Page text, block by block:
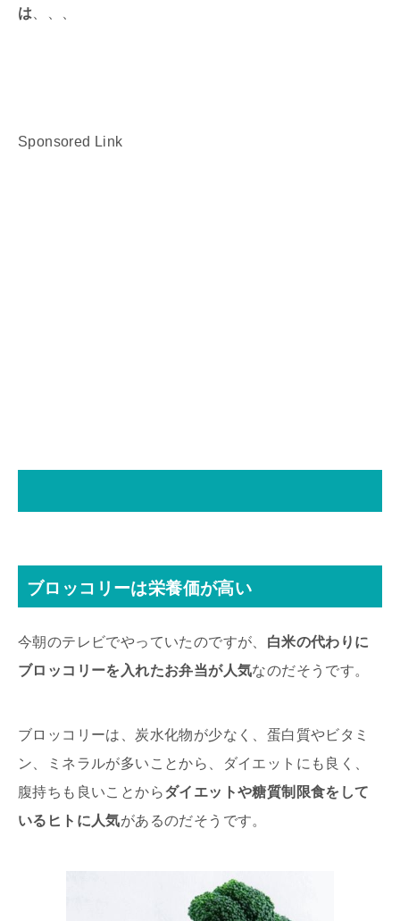
は
Sponsored Link
ブロッコリーは栄養価が高い
今朝のテレビでやっていたのですが、 白米の代わりに
ブロッコリーを入れたお弁当が人気なのだそうです。
ブロッコリーは、炭水化物が少なく、蛋白質やビタミ
ン、ミネラルが多いことから、ダイエットにも良く、
腹持ちも良いことからダイエットや糖質制限食をして
いるヒトに人気があるのだそうです。